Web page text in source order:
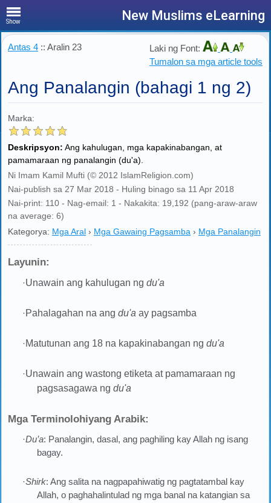
Show New Muslims eLearning
Antas 4 :: Aralin 23
Laki ng Font:
Tumalon sa mga article tools
Ang Panalangin (bahagi 1 ng 2)
Marka:
Deskripsyon: Ang kahulugan, mga kapakinabangan, at
pamamaraan ng panalangin (du'a).
Ni Imam Kamil Mufti (© 2012 IslamReligion.com)
Nai-publish sa 27 Mar 2018 - Huling binago sa 11 Apr 2018
Nai-print: 110 - Nag-email: 1 - Nakakita: 19,192 (pang-araw-araw
na average: 6)
Kategorya: Mga Aral › Mga Gawaing Pagsamba › Mga Panalangin
Layunin:
·Unawain ang kahulugan ng du'a
·Pahalagahan na ang du'a ay pagsamba
·Matutunan ang 18 na kapakinabangan ng du'a
·Unawain ang wastong etiketa at pamamaraan ng
pagsasagawa ng du'a
Mga Terminolohiyang Arabik:
·Du’a: Panalangin, dasal, ang paghiling kay Allah ng isang
bagay.
·Shirk: Ang salita na nagpapahiwatig ng pagtatambal kay
Allah, o paghahalintulad ng mga banal na katangian sa